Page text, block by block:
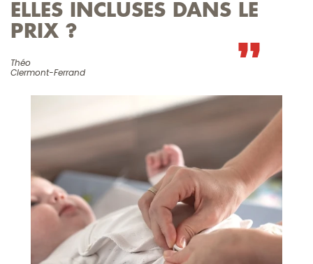
ELLES INCLUSES DANS LE
PRIX ?
Théo
Clermont-Ferrand